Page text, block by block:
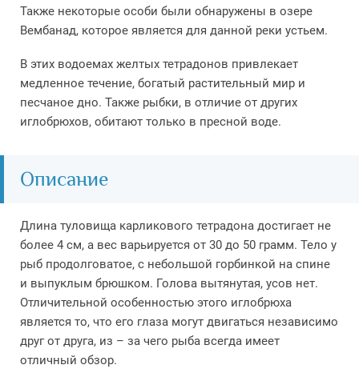
Также некоторые особи были обнаружены в озере
Вембанад, которое является для данной реки устьем.
В этих водоемах желтых тетрадонов привлекает
медленное течение, богатый растительный мир и
песчаное дно. Также рыбки, в отличие от других
иглобрюхов, обитают только в пресной воде.
Описание
Длина туловища карликового тетрадона достигает не
более 4 см, а вес варьируется от 30 до 50 грамм. Тело у
рыб продолговатое, с небольшой горбинкой на спине
и выпуклым брюшком. Голова вытянутая, усов нет.
Отличительной особенностью этого иглобрюха
является то, что его глаза могут двигаться независимо
друг от друга, из – за чего рыба всегда имеет
отличный обзор.